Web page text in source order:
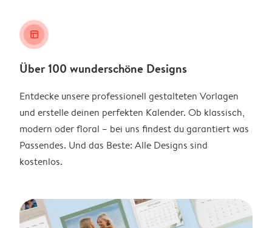
layout_alt
Über 100 wunderschöne Designs
Entdecke unsere professionell gestalteten Vorlagen
und erstelle deinen perfekten Kalender. Ob klassisch,
modern oder floral – bei uns findest du garantiert was
Passendes. Und das Beste: Alle Designs sind
kostenlos.